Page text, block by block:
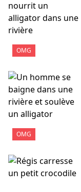
OMG
OMG